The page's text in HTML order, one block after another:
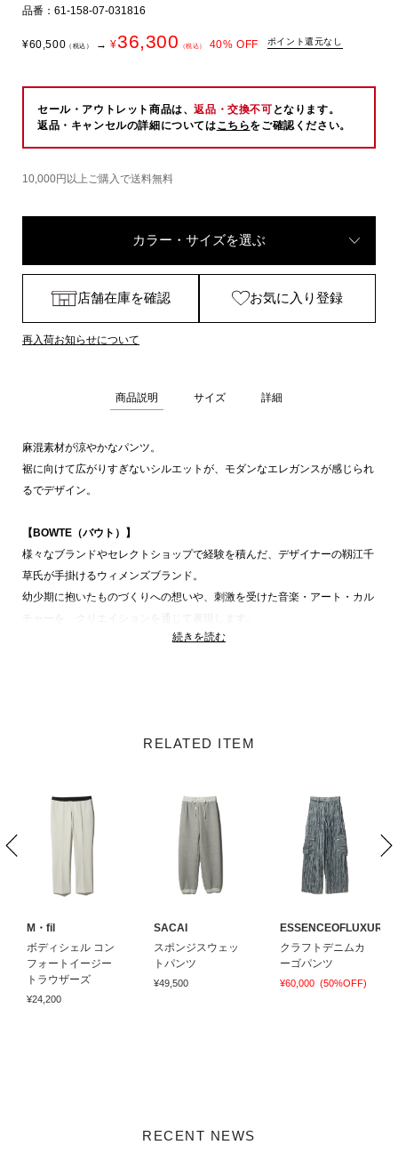
品番：61-158-07-031816
¥60,500 （税込） → ¥36,300 （税込） 40% OFF ポイント還元なし
セール・アウトレット商品は、返品・交換不可 となります。
返品・キャンセルの詳細についてはこちらをご確認ください。
10,000円以上ご購入で送料無料
カラー・サイズを選ぶ
店舗在庫を確認 お気に入り登録
再入荷お知らせについて
商品説明 サイズ 詳細
麻混素材が涼やかなパンツ。
裾に向けて広がりすぎないシルエットが、モダンなエレガンスが感じられ
るでデザイン。
【BOWTE（バウト）】
様々なブランドやセレクトショップで経験を積んだ、デザイナーの靱江千
草氏が手掛けるウィメンズブランド。
幼少期に抱いたものづくりへの想いや、刺激を受けた音楽・アート・カル
強さと夢を持ち合わせる、「凛」とした女性の姿をファッションを通して
BOWTE 商品一覧
続きを読む
RELATED ITEM
M・fil
ボディシェル コン
フォートイージー
トラウザーズ
¥24,200
SACAI
スポンジスウェッ
トパンツ
¥49,500
ESSENCEOFLUXURY
クラフトデニムカ
ーゴパンツ
¥60,000 (50%OFF)
RECENT NEWS